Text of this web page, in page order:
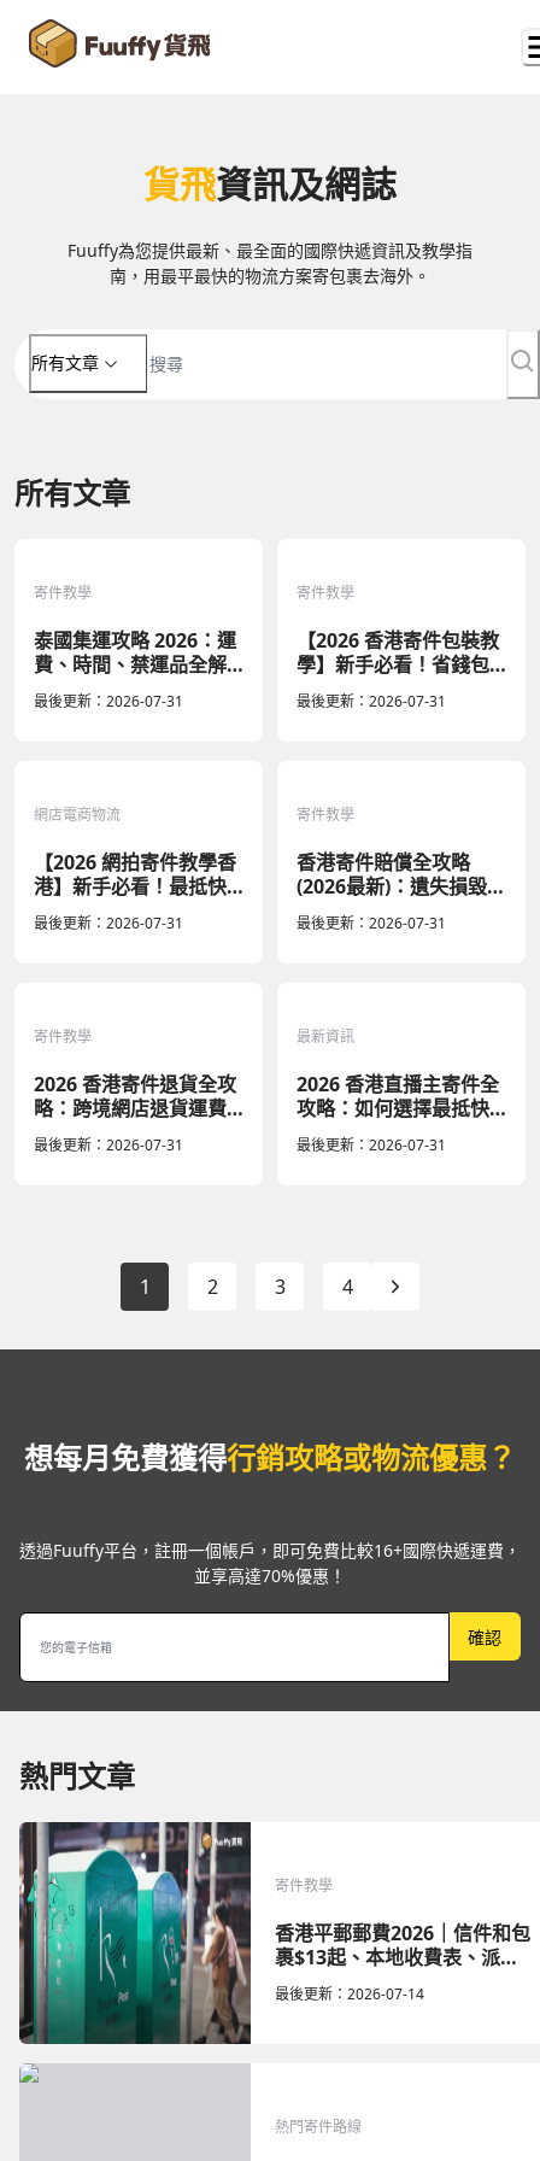
所有文章
寄件教學
泰國集運攻略 2026：運
費、時間、禁運品全解
析 | Fuuffy
最後更新： 2026-07-31
寄件教學
【2026 香港寄件包裝教
學】新手必看！省錢包
裝技巧與快遞比價指南
最後更新： 2026-07-31
網店電商物流
【2026 網拍寄件教學香
港】新手必看！最抵快
遞比價指南，省運費秘
籍
最後更新： 2026-07-31
寄件教學
香港寄件賠償全攻略
(2026最新)：遺失損毀怎
麼索償？快遞保價陷阱
分析
最後更新： 2026-07-31
寄件教學
2026 香港寄件退貨全攻
略：跨境網店退貨運費
比價與流程指南
最後更新： 2026-07-31
最新資訊
2026 香港直播主寄件全
攻略：如何選擇最抵快
遞省下物流成本？
最後更新： 2026-07-31
貨飛資訊及網誌
Fuuffy為您提供最新、最全面的國際快遞資訊及教學指
南，用最平最快的物流方案寄包裹去海外。
所有文章
1 2 3 4
想每月免費獲得行銷攻略或物流優惠？
透過Fuuffy平台，註冊一個帳戶，即可免費比較16+國際快遞運費，
並享高達70%優惠！
確認
熱門文章
寄件教學
香港平郵郵費2026｜信件和包
裹$13起、本地收費表、派送
時間及尺寸限制
最後更新： 2026-07-14
熱門寄件路線